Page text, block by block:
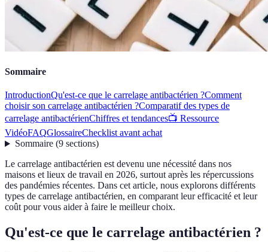
Sommaire
IntroductionQu'est-ce que le carrelage antibactérien ?Comment
choisir son carrelage antibactérien ?Comparatif des types de
carrelage antibactérienChiffres et tendances📺 Ressource
VidéoFAQGlossaireChecklist avant achat
Sommaire(9 sections)
Le carrelage antibactérien est devenu une nécessité dans nos
maisons et lieux de travail en 2026, surtout après les répercussions
des pandémies récentes. Dans cet article, nous explorons différents
types de carrelage antibactérien, en comparant leur efficacité et leur
coût pour vous aider à faire le meilleur choix.
Qu'est-ce que le carrelage antibactérien ?